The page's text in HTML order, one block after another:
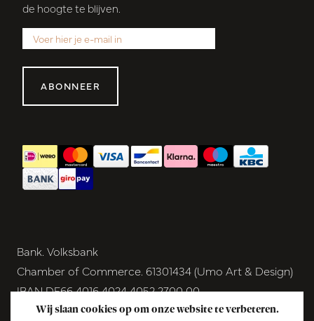
de hoogte te blijven.
ABONNEER
Bank. Volksbank
Chamber of Commerce. 61301434 (Umo Art & Design)
IBAN DE66 4016 4024 4052 2700 00
BIC GENODEM1GRN
Wij slaan cookies op om onze website te verbeteren.